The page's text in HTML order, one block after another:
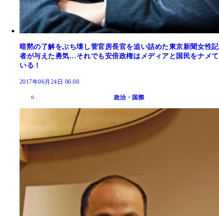
暗黙の了解をぶち壊し菅官房長官を追い詰めた東京新聞女性記
者が与えた勇気…それでも安倍政権はメディアと国民をナメて
いる！
2017年06月24日 06:00
政治・国際